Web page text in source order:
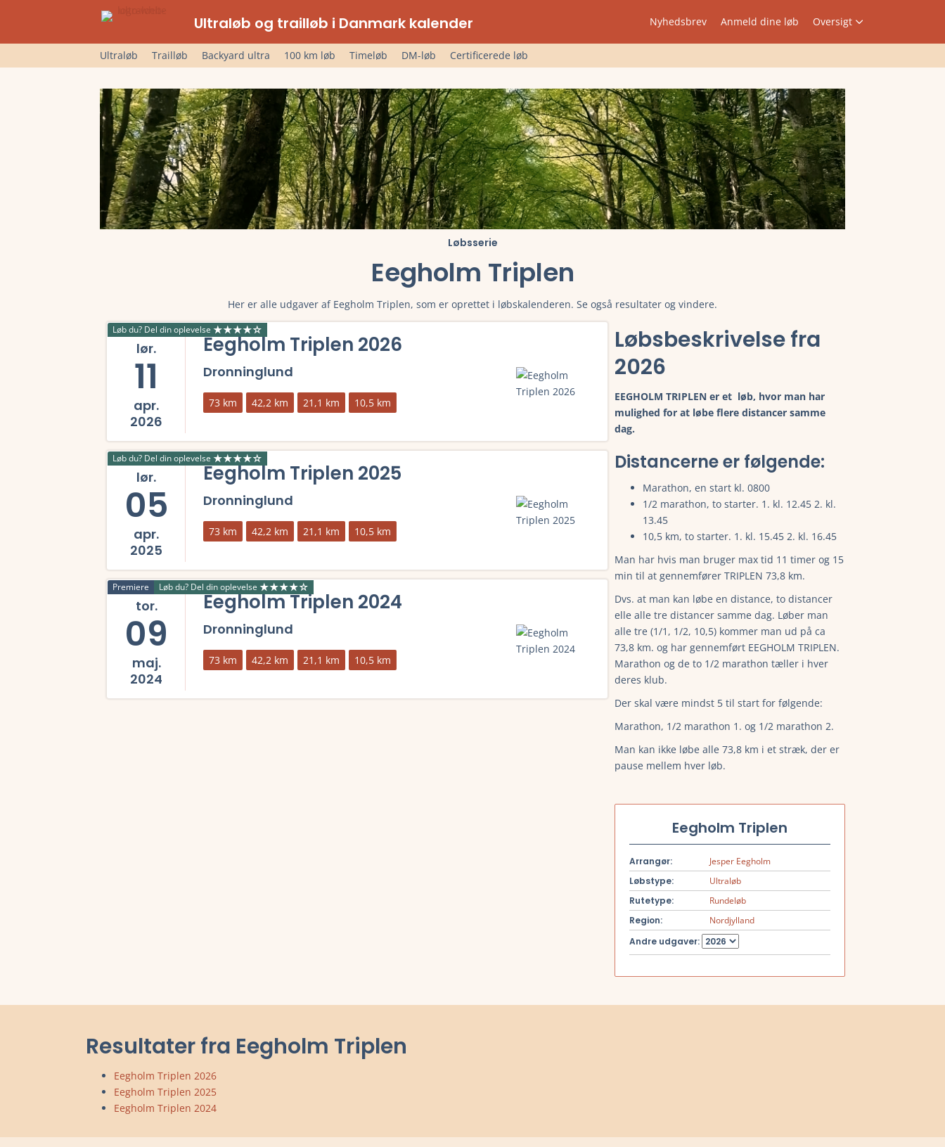
Ultraløb og trailløb i Danmark kalender Nyhedsbrev Anmeld dine løb Oversigt
Ultraløb Trailløb Backyard ultra 100 km løb Timeløb DM-løb Certificerede løb
Løbsserie
Eegholm Triplen
Her er alle udgaver af Eegholm Triplen, som er oprettet i løbskalenderen. Se også resultater og vindere.
Løb du? Del din oplevelse
lør.
11
apr.
2026
Eegholm Triplen 2026
Dronninglund
73 km 42,2 km 21,1 km 10,5 km
Læs mere om Eegholm Triplen 2026 og se tilmelding, deltagerliste, resultater, tidligere vindere, rute og meget mere.
Løb du? Del din oplevelse
lør.
05
apr.
2025
Eegholm Triplen 2025
Dronninglund
73 km 42,2 km 21,1 km 10,5 km
Læs mere om Eegholm Triplen 2025 og se tilmelding, deltagerliste, resultater, tidligere vindere, rute og meget mere.
Premiere Løb du? Del din oplevelse
tor.
09
maj.
2024
Eegholm Triplen 2024
Dronninglund
73 km 42,2 km 21,1 km 10,5 km
Læs mere om Eegholm Triplen 2024 og se tilmelding, deltagerliste, resultater, tidligere vindere, rute og meget mere.
Løbsbeskrivelse fra
2026
EEGHOLM TRIPLEN er et løb, hvor man har
mulighed for at løbe flere distancer samme
dag.
Distancerne er følgende:
Marathon, en start kl. 0800
1/2 marathon, to starter. 1. kl. 12.45 2. kl.
13.45
10,5 km, to starter. 1. kl. 15.45 2. kl. 16.45
Man har hvis man bruger max tid 11 timer og 15
min til at gennemfører TRIPLEN 73,8 km.
Dvs. at man kan løbe en distance, to distancer
elle alle tre distancer samme dag. Løber man
alle tre (1/1, 1/2, 10,5) kommer man ud på ca
73,8 km. og har gennemført EEGHOLM TRIPLEN.
Marathon og de to 1/2 marathon tæller i hver
deres klub.
Der skal være mindst 5 til start for følgende:
Marathon, 1/2 marathon 1. og 1/2 marathon 2.
Man kan ikke løbe alle 73,8 km i et stræk, der er
pause mellem hver løb.
Eegholm Triplen
Arrangør:
Jesper Eegholm
Løbstype:
Ultraløb
Rutetype:
Rundeløb
Region:
Nordjylland
Andre udgaver:
Resultater fra Eegholm Triplen
Eegholm Triplen 2026
Eegholm Triplen 2025
Eegholm Triplen 2024